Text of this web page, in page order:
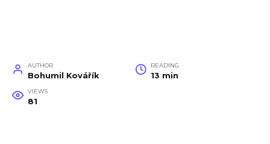
AUTHOR
Bohumil Kovářík
READING
13 min
VIEWS
81